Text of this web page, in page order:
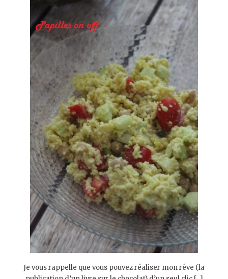
Je vous rappelle que vous pouvez réaliser mon rêve (la